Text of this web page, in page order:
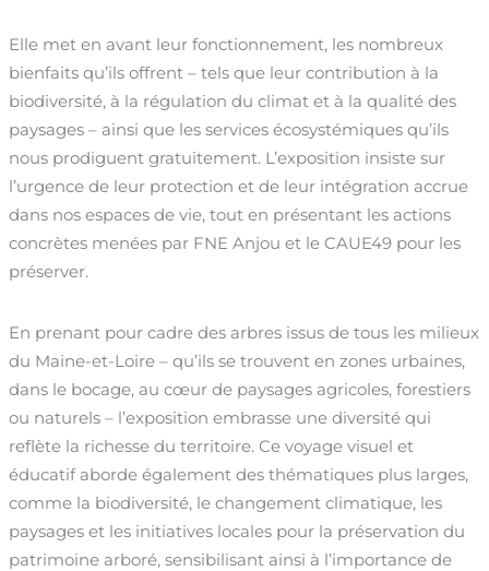
Elle met en avant leur fonctionnement, les nombreux
bienfaits qu’ils offrent – tels que leur contribution à la
biodiversité, à la régulation du climat et à la qualité des
paysages – ainsi que les services écosystémiques qu’ils
nous prodiguent gratuitement. L’exposition insiste sur
l’urgence de leur protection et de leur intégration accrue
dans nos espaces de vie, tout en présentant les actions
concrètes menées par FNE Anjou et le CAUE49 pour les
préserver.
En prenant pour cadre des arbres issus de tous les milieux
du Maine-et-Loire – qu’ils se trouvent en zones urbaines,
dans le bocage, au cœur de paysages agricoles, forestiers
ou naturels – l’exposition embrasse une diversité qui
reflète la richesse du territoire. Ce voyage visuel et
éducatif aborde également des thématiques plus larges,
comme la biodiversité, le changement climatique, les
paysages et les initiatives locales pour la préservation du
patrimoine arboré, sensibilisant ainsi à l’importance de